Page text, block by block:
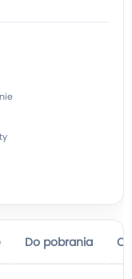
Do pobrania